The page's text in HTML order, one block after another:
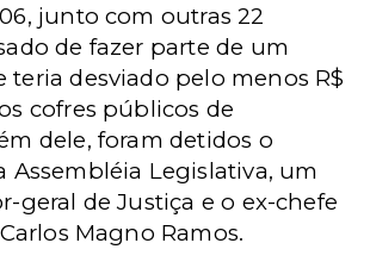
junto com outras 22
de fazer parte de um
teria desviado pelo menos R$
cofres públicos de
dele, foram detidos o
Assembléia Legislativa, um
geral de Justiça e o ex-chefe
Magno Ramos.